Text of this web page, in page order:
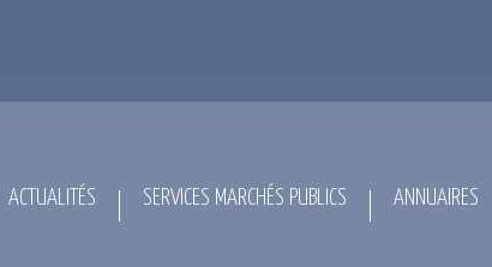
ACTUALITÉS SERVICES MARCHÉS PUBLICS ANNUAIRES